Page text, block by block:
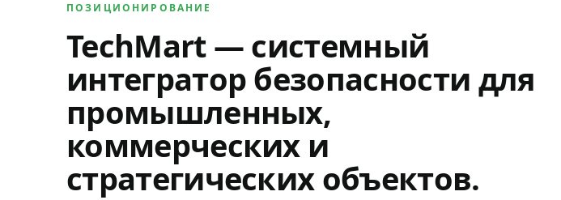
ПОЗИЦИОНИРОВАНИЕ
TechMart — системный
интегратор безопасности для
промышленных,
коммерческих и
стратегических объектов.